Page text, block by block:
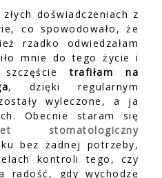
doświadczeniach z
co spowodowało, że
rzadko odwiedzałam
mnie do tego życie i
szczęścietrafiłam na
, dzięki regularnym
wyleczone, a ja
Obecnie staram się
stomatologiczny
bez żadnej potrzeby,
kontroli tego, czy
gdy wychodzę